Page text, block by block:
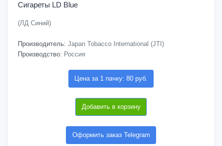
Сигареты LD Blue
(ЛД Синий)
Производитель: Japan Tobacco International (JTI)
Производство: Россия
Цена за 1 пачку: 80 руб.
Добавить в корзину
Оформить заказ Telegram